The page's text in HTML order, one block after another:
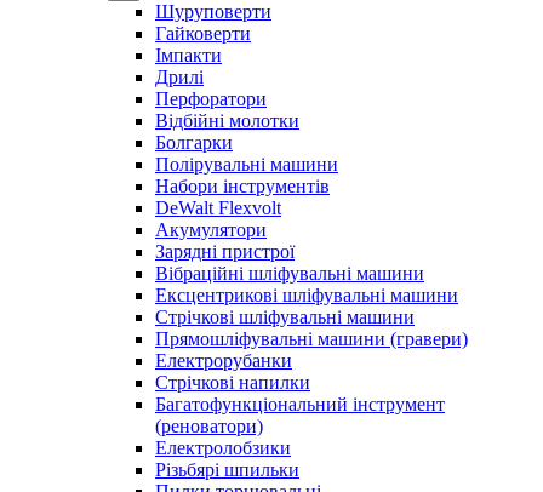
Шуруповерти
Гайковерти
Імпакти
Дрилі
Перфоратори
Відбійні молотки
Болгарки
Полірувальні машини
Набори інструментів
DeWalt Flexvolt
Акумулятори
Зарядні пристрої
Вібраційні шліфувальні машини
Ексцентрикові шліфувальні машини
Стрічкові шліфувальні машини
Прямошліфувальні машини (гравери)
Електрорубанки
Стрічкові напилки
Багатофункціональний інструмент
(реноватори)
Електролобзики
Різьбярі шпильки